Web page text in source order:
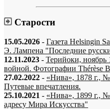
Старости
15.05.2026 - Газета Helsingin
Э. Лампена "Последние
12.11.2023 - Терийоки, ноябрь
войной. Фотографии Thérèse
27.02.2022 - «Нива», 1878 г.,
Путевые впечатления.
25.10.2021 - «Нива», 1899 г.,
адресу Мира Искусства"